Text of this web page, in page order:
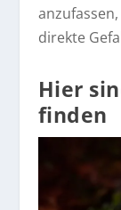
direkte
Hier
finden